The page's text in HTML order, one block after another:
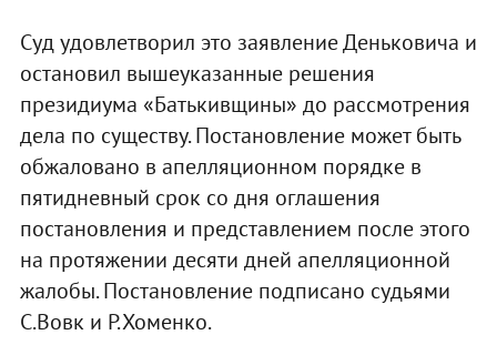
Суд удовлетворил это заявление Деньковича и
остановил вышеуказанные решения
президиума «Батькивщины» до рассмотрения
дела по существу. Постановление может быть
обжаловано в апелляционном порядке в
пятидневный срок со дня оглашения
постановления и представлением после этого
на протяжении десяти дней апелляционной
жалобы. Постановление подписано судьями
С.Вовк и Р.Хоменко.